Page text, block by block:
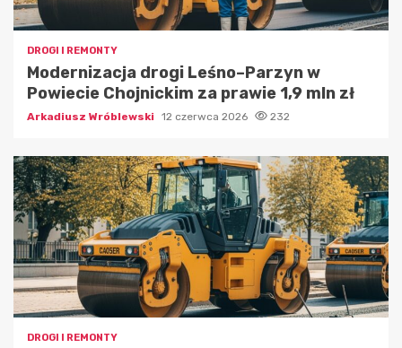
DROGI I REMONTY
Modernizacja drogi Leśno–Parzyn w
Powiecie Chojnickim za prawie 1,9 mln zł
Arkadiusz Wróblewski 12 czerwca 2026 232
DROGI I REMONTY